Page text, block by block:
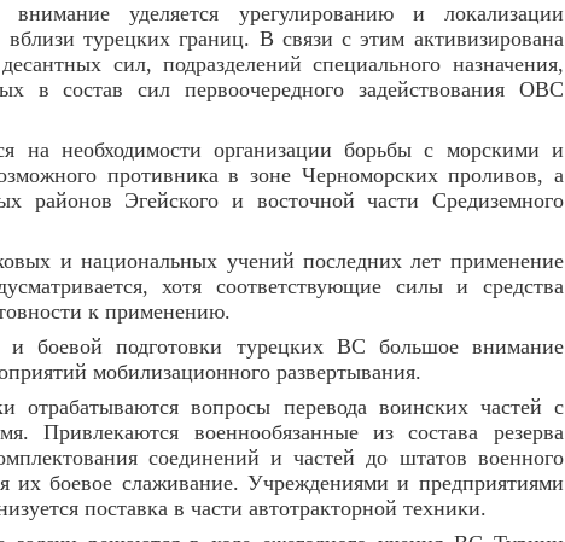
уделяется урегулированию и локализации
турецких границ. В связи с этим активизирована
сил, подразделений специального назначения,
в состав сил первоочередного задействования ОВС
на необходимости организации борьбы с морскими и
противника в зоне Черноморских проливов, а
районов Эгейского и восточной части Средиземного
и национальных учений последних лет применение
хотя соответствующие силы и средства
к применению.
и боевой подготовки турецких ВС большое внимание
мобилизационного развертывания.
отрабатываются вопросы перевода воинских частей с
Привлекаются военнообязанные из состава резерва
соединений и частей до штатов военного
их боевое слаживание. Учреждениями и предприятиями
поставка в части автотракторной техники.